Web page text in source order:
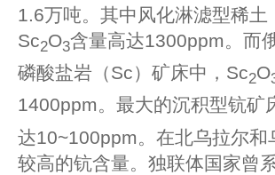
1.6万吨。其中风化淋滤型稀
Sc2O3含量高达1300ppm。而
磷酸盐岩（Sc）矿床中，Sc2O
1400ppm。最大的沉积型钪
达10~100ppm。在北乌拉尔
较高的钪含量。独联体国家曾